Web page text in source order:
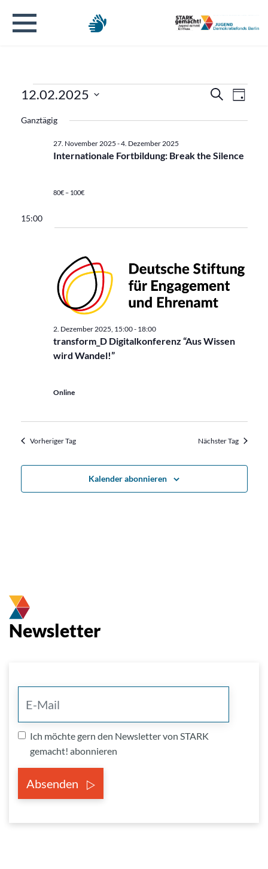
Veranstaltungen
für
Dezember
2025
Suche
Suche
Tag
12.02.2025
wählen.
Ganztägig
Internationale Fortbildung: Break the Silence
27. November 2025 -4. Dezember 2025
80€ – 100€
15:00
transform_D Digitalkonferenz “Aus Wissen
wird Wandel!”
2. Dezember 2025, 15:00- 18:00
Online
Vorheriger Tag Nächster Tag
Kalender abonnieren
Newsletter
Ich möchte gern den Newsletter von STARK
gemacht! abonnieren
Absenden